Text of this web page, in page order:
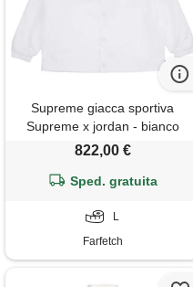
Supreme giacca sportiva
Supreme x jordan - bianco
822,00 €
Sped. gratuita
L
Farfetch